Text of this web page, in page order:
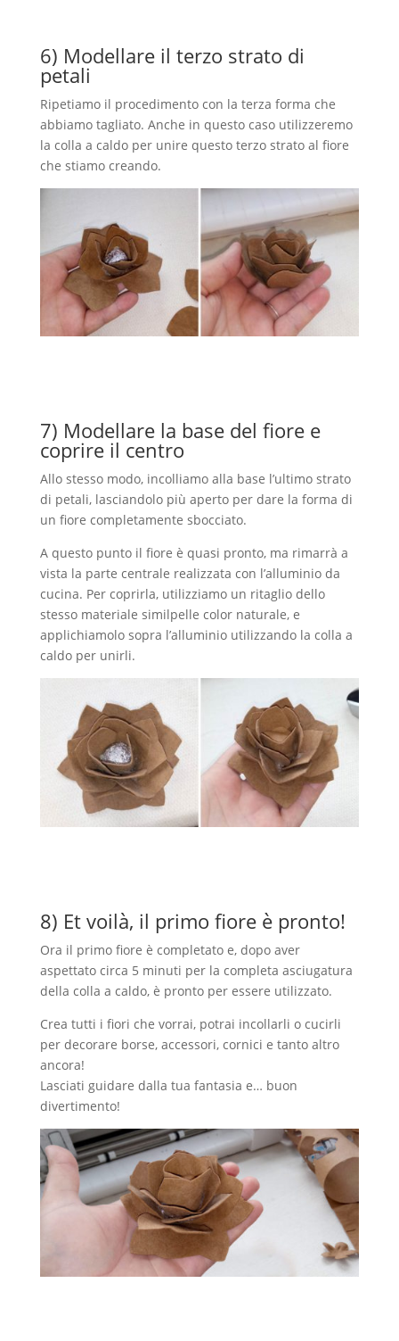
6) Modellare il terzo strato di
petali
Ripetiamo il procedimento con la terza forma che
abbiamo tagliato. Anche in questo caso utilizzeremo
la colla a caldo per unire questo terzo strato al fiore
che stiamo creando.
7) Modellare la base del fiore e
coprire il centro
Allo stesso modo, incolliamo alla base l’ultimo strato
di petali, lasciandolo più aperto per dare la forma di
un fiore completamente sbocciato.
A questo punto il fiore è quasi pronto, ma rimarrà a
vista la parte centrale realizzata con l’alluminio da
cucina. Per coprirla, utilizziamo un ritaglio dello
stesso materiale similpelle color naturale, e
applichiamolo sopra l’alluminio utilizzando la colla a
caldo per unirli.
8) Et voilà, il primo fiore è pronto!
Ora il primo fiore è completato e, dopo aver
aspettato circa 5 minuti per la completa asciugatura
della colla a caldo, è pronto per essere utilizzato.
Crea tutti i fiori che vorrai, potrai incollarli o cucirli
per decorare borse, accessori, cornici e tanto altro
ancora!
Lasciati guidare dalla tua fantasia e… buon
divertimento!